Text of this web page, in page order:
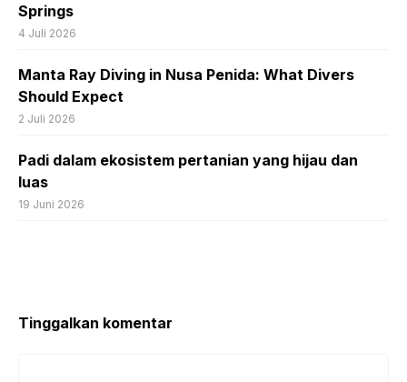
Springs
4 Juli 2026
Manta Ray Diving in Nusa Penida: What Divers
Should Expect
2 Juli 2026
Padi dalam ekosistem pertanian yang hijau dan
luas
19 Juni 2026
Tinggalkan komentar